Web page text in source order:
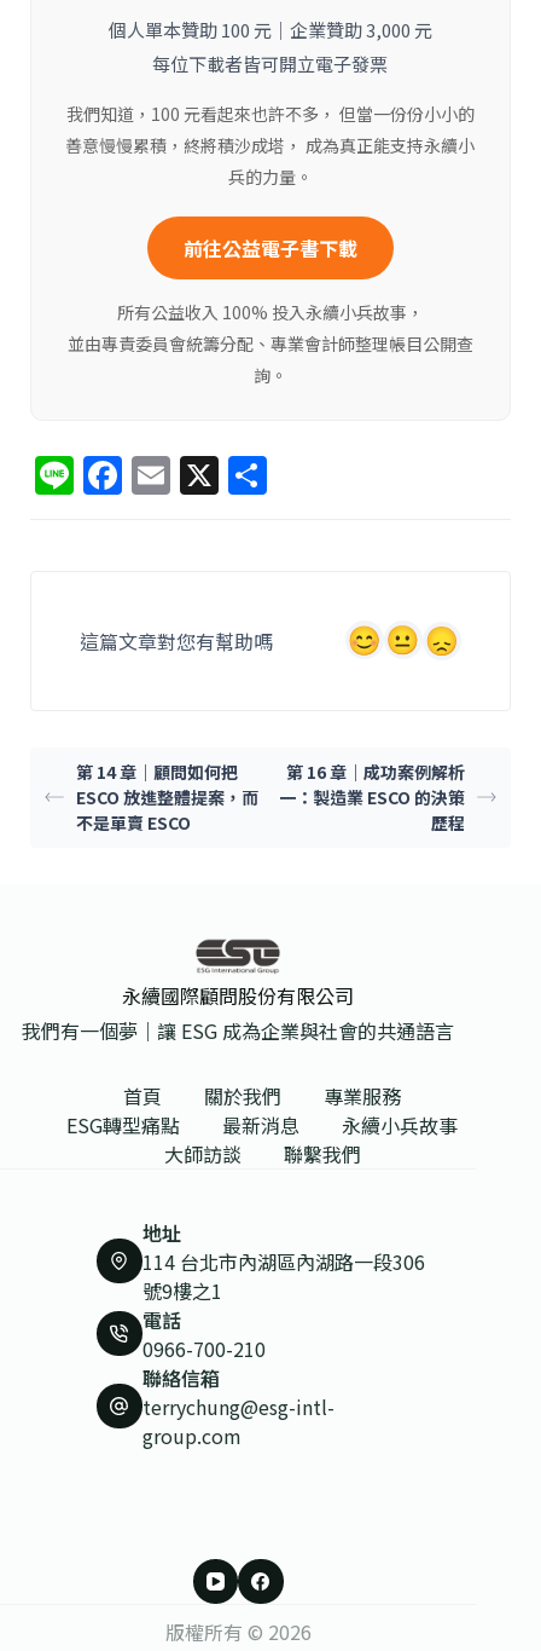
個人單本贊助 100 元｜企業贊助 3,000 元
每位下載者皆可開立電子發票
我們知道，100 元看起來也許不多， 但當一份份小小的
善意慢慢累積，終將積沙成塔， 成為真正能支持永續小
兵的力量。
前往公益電子書下載
所有公益收入 100% 投入永續小兵故事，
並由專責委員會統籌分配、專業會計師整理帳目公開查
詢。
Li F
b
o
E X
這篇文章對您有幫助嗎
第 14 章｜顧問如何把
ESCO 放進整體提案，而
不是單賣 ESCO
第 16 章｜成功案例解析
一：製造業 ESCO 的決策
歷程
永續國際顧問股份有限公司
我們有一個夢｜讓 ESG 成為企業與社會的共通語言
首頁 關於我們
專業服務
ESG轉型痛點
最新消息
永續小兵故事
大師訪談
聯繫我們
地址
114 台北市內湖區內湖路一段306
號9樓之1
電話
0966-700-210
聯絡信箱
terrychung@esg-intl-
group.com
版權所有 © 2026